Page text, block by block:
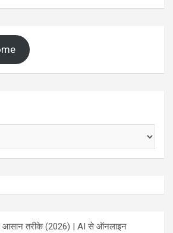
तरीके (2026) | AI से ऑनलाइन